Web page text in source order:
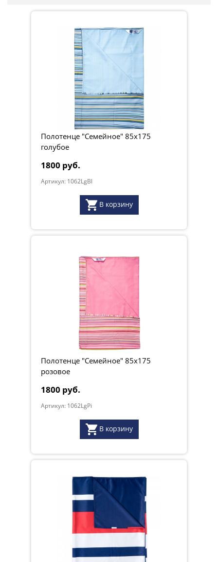
Полотенце "Семейное" 85х175
голубое
1800 руб.
Артикул: 1062LgBl
В корзину
Полотенце "Семейное" 85х175
розовое
1800 руб.
Артикул: 1062LgPi
В корзину